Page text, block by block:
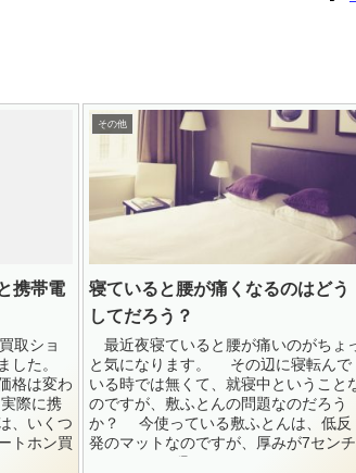
携帯電
取ショ
した。
格は変わ
際に携
、いくつ
トホン買
その他
寝ていると腰が痛くなるのはどう
してだろう？
最近夜寝ていると腰が痛いのがちょ
と気になります。 その辺に寝転んで
いる時では無くて、就寝中ということ
のですが、敷ふとんの問題なのだろう
か？ 今使っている敷ふとんは、低反
発のマットなのですが、厚みが7センチ
とか8センチ程...